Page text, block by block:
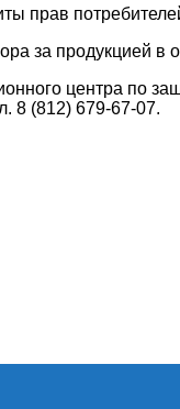
прав
за продукцией в
центра по
8 (812) 679-67-07.